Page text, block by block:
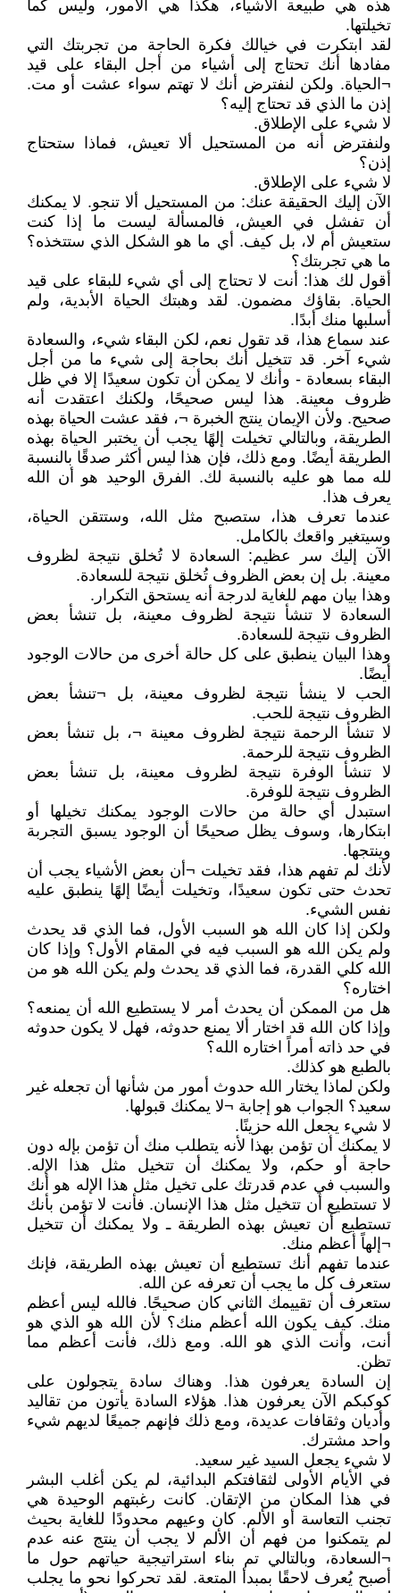
هذه هي طبيعة الأشياء، هكذا هي الأمور، وليس كما
تخيلتها.
لقد ابتكرت في خيالك فكرة الحاجة من تجربتك التي
مفادها أنك تحتاج إلى أشياء من أجل البقاء على قيد
¬الحياة. ولكن لنفترض أنك لا تهتم سواء عشت أو مت.
إذن ما الذي قد تحتاج إليه؟
لا شيء على الإطلاق.
ولنفترض أنه من المستحيل ألا تعيش، فماذا ستحتاج
إذن؟
لا شيء على الإطلاق.
الآن إليك الحقيقة عنك: من المستحيل ألا تنجو. لا يمكنك
أن تفشل في العيش، فالمسألة ليست ما إذا كنت
ستعيش أم لا، بل كيف. أي ما هو الشكل الذي ستتخذه؟
ما هي تجربتك؟
أقول لك هذا: أنت لا تحتاج إلى أي شيء للبقاء على قيد
الحياة. بقاؤك مضمون. لقد وهبتك الحياة الأبدية، ولم
أسلبها منك أبدًا.
عند سماع هذا، قد تقول نعم، لكن البقاء شيء، والسعادة
شيء آخر. قد تتخيل أنك بحاجة إلى شيء ما من أجل
البقاء بسعادة - وأنك لا يمكن أن تكون سعيدًا إلا في ظل
ظروف معينة. هذا ليس صحيحًا، ولكنك اعتقدت أنه
صحيح. ولأن الإيمان ينتج الخبرة ¬، فقد عشت الحياة بهذه
الطريقة، وبالتالي تخيلت إلهًا يجب أن يختبر الحياة بهذه
الطريقة أيضًا. ومع ذلك، فإن هذا ليس أكثر صدقًا بالنسبة
لله مما هو عليه بالنسبة لك. الفرق الوحيد هو أن الله
يعرف هذا.
عندما تعرف هذا، ستصبح مثل الله، وستتقن الحياة،
وسيتغير واقعك بالكامل.
الآن إليك سر عظيم: السعادة لا تُخلق نتيجة لظروف
معينة. بل إن بعض الظروف تُخلق نتيجة للسعادة.
وهذا بيان مهم للغاية لدرجة أنه يستحق التكرار.
السعادة لا تنشأ نتيجة لظروف معينة، بل تنشأ بعض
الظروف نتيجة للسعادة.
وهذا البيان ينطبق على كل حالة أخرى من حالات الوجود
أيضًا.
الحب لا ينشأ نتيجة لظروف معينة، بل ¬تنشأ بعض
الظروف نتيجة للحب.
لا تنشأ الرحمة نتيجة لظروف معينة ¬، بل تنشأ بعض
الظروف نتيجة للرحمة.
لا تنشأ الوفرة نتيجة لظروف معينة، بل تنشأ بعض
الظروف نتيجة للوفرة.
استبدل أي حالة من حالات الوجود يمكنك تخيلها أو
ابتكارها، وسوف يظل صحيحًا أن الوجود يسبق التجربة
وينتجها.
لأنك لم تفهم هذا، فقد تخيلت ¬أن بعض الأشياء يجب أن
تحدث حتى تكون سعيدًا، وتخيلت أيضًا إلهًا ينطبق عليه
نفس الشيء.
ولكن إذا كان الله هو السبب الأول، فما الذي قد يحدث
ولم يكن الله هو السبب فيه في المقام الأول؟ وإذا كان
الله كلي القدرة، فما الذي قد يحدث ولم يكن الله هو من
اختاره؟
هل من الممكن أن يحدث أمر لا يستطيع الله أن يمنعه؟
وإذا كان الله قد اختار ألا يمنع حدوثه، فهل لا يكون حدوثه
في حد ذاته أمراً اختاره الله؟
بالطبع هو كذلك.
ولكن لماذا يختار الله حدوث أمور من شأنها أن تجعله غير
سعيد؟ الجواب هو إجابة ¬لا يمكنك قبولها.
لا شيء يجعل الله حزينًا.
لا يمكنك أن تؤمن بهذا لأنه يتطلب منك أن تؤمن بإله دون
حاجة أو حكم، ولا يمكنك أن تتخيل مثل هذا الإله.
والسبب في عدم قدرتك على تخيل مثل هذا الإله هو أنك
لا تستطيع أن تتخيل مثل هذا الإنسان. فأنت لا تؤمن بأنك
تستطيع أن تعيش بهذه الطريقة ـ ولا يمكنك أن تتخيل
¬إلهاً أعظم منك.
عندما تفهم أنك تستطيع أن تعيش بهذه الطريقة، فإنك
ستعرف كل ما يجب أن تعرفه عن الله.
ستعرف أن تقييمك الثاني كان صحيحًا. فالله ليس أعظم
منك. كيف يكون الله أعظم منك؟ لأن الله هو الذي هو
أنت، وأنت الذي هو الله. ومع ذلك، فأنت أعظم مما
تظن.
إن السادة يعرفون هذا. وهناك سادة يتجولون على
كوكبكم الآن يعرفون هذا. هؤلاء السادة يأتون من تقاليد
وأديان وثقافات عديدة، ومع ذلك فإنهم جميعًا لديهم شيء
واحد مشترك.
لا شيء يجعل السيد غير سعيد.
في الأيام الأولى لثقافتكم البدائية، لم يكن أغلب البشر
في هذا المكان من الإتقان. كانت رغبتهم الوحيدة هي
تجنب التعاسة أو الألم. كان وعيهم محدودًا للغاية بحيث
لم يتمكنوا من فهم أن الألم لا يجب أن ينتج عنه عدم
¬السعادة، وبالتالي تم بناء استراتيجية حياتهم حول ما
أصبح يُعرف لاحقًا بمبدأ المتعة. لقد تحركوا نحو ما يجلب